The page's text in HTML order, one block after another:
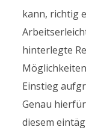
kann, richtig
hinterlegte
Einstieg
Genau
diesem